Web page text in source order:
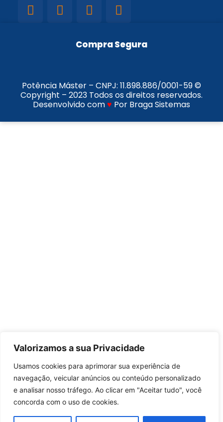
Valorizamos a sua Privacidade
Usamos cookies para aprimorar sua experiência de
navegação, veicular anúncios ou conteúdo personalizado
e analisar nosso tráfego. Ao clicar em "Aceitar tudo", você
concorda com o uso de cookies.
Compra Segura
Potência Máster – CNPJ: 11.898.886/0001-59©
Copyright – 2023 Todos os direitos reservados.
Desenvolvido com♥ Por Braga Sistemas